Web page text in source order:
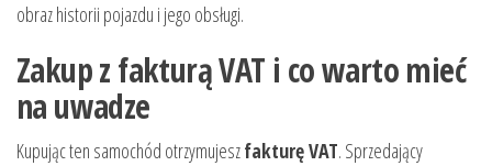
obraz historii pojazdu i jego obsługi.
Zakup z fakturą VAT i co warto mieć
na uwadze
Kupując ten samochód otrzymujeszfakturę VAT. Sprzedający